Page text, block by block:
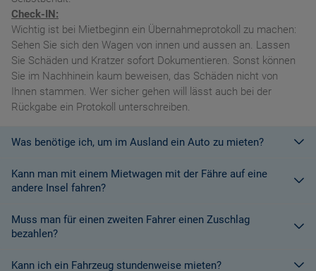
Check-IN:
Wichtig ist bei Mietbeginn ein Übernahmeprotokoll zu machen:
Sehen Sie sich den Wagen von innen und aussen an. Lassen
Sie Schäden und Kratzer sofort Dokumentieren. Sonst können
Sie im Nachhinein kaum beweisen, das Schäden nicht von
Ihnen stammen. Wer sicher gehen will lässt auch bei der
Rückgabe ein Protokoll unterschreiben.
Was benötige ich, um im Ausland ein Auto zu mieten?
Mit einem europäischen Führerschein ist es kein Problem ein
Fahrzeug zu mieten. In Europa und bei den meisten
Kann man mit einem Mietwagen mit der Fähre auf eine
andere Insel fahren?
Die meisten Fahrzeugvermieter erlauben aus Gründen des
Versicherungsschutzes an Bord eines Schiffes nicht, dass ihre
Muss man für einen zweiten Fahrer einen Zuschlag
bezahlen?
Kann ich ein Fahrzeug stundenweise mieten?